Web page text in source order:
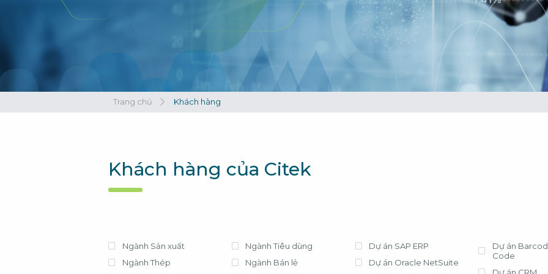
tháng, chi phí
phí license
ứng dụng
cần lựa chọn
triển khai có
Xem chi tiết
Bà Nguyễn
Trưởng Phòng
- Công ty
Trang chủ Khách hàng
Khách hàng của Citek
Ngành Sản xuất
Ngành Thép
Ngành Tiêu dùng
Ngành Bán lẻ
Dự án SAP ERP
Dự án Oracle NetSuite
Dự án
Code